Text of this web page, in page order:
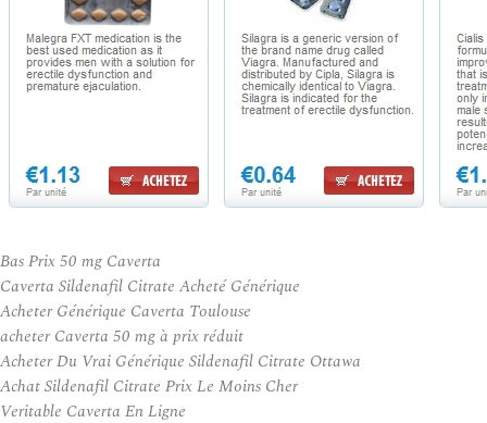
Bas Prix 50 mg Caverta
Caverta Sildenafil Citrate Acheté Générique
Acheter Générique Caverta Toulouse
acheter Caverta 50 mg à prix réduit
Acheter Du Vrai Générique Sildenafil Citrate Ottawa
Achat Sildenafil Citrate Prix Le Moins Cher
Veritable Caverta En Ligne